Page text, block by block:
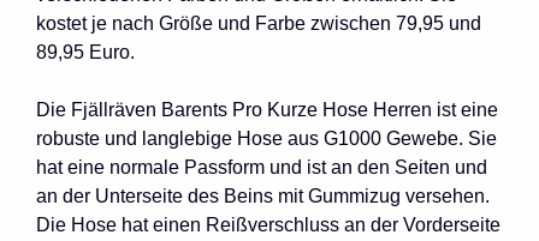
kostet je nach Größe und Farbe zwischen 79,95 und
89,95 Euro.
Die Fjällräven Barents Pro Kurze Hose Herren ist eine
robuste und langlebige Hose aus G1000 Gewebe. Sie
hat eine normale Passform und ist an den Seiten und
an der Unterseite des Beins mit Gummizug versehen.
Die Hose hat einen Reißverschluss an der Vorderseite